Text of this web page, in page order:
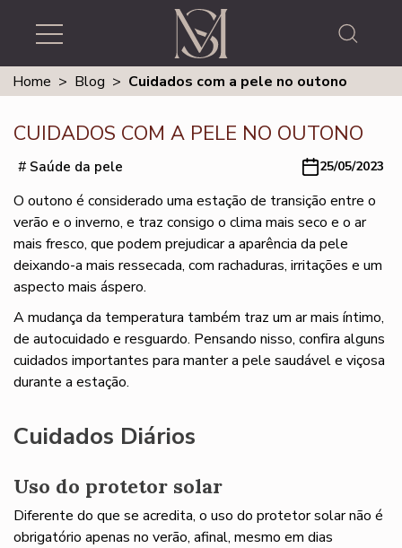
Home > Blog > Cuidados com a pele no outono
CUIDADOS COM A PELE NO OUTONO
# Saúde da pele 25/05/2023
O outono é considerado uma estação de transição entre o
verão e o inverno, e traz consigo o clima mais seco e o ar
mais fresco, que podem prejudicar a aparência da pele
deixando-a mais ressecada, com rachaduras, irritações e um
aspecto mais áspero.
A mudança da temperatura também traz um ar mais íntimo,
de autocuidado e resguardo. Pensando nisso, confira alguns
cuidados importantes para manter a pele saudável e viçosa
durante a estação.
Cuidados Diários
Uso do protetor solar
Diferente do que se acredita, o uso do protetor solar não é
obrigatório apenas no verão, afinal, mesmo em dias